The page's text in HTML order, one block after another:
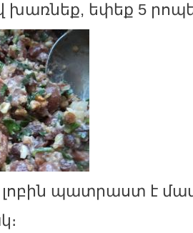
խառնեք, եփեք 5
պատրաստ է